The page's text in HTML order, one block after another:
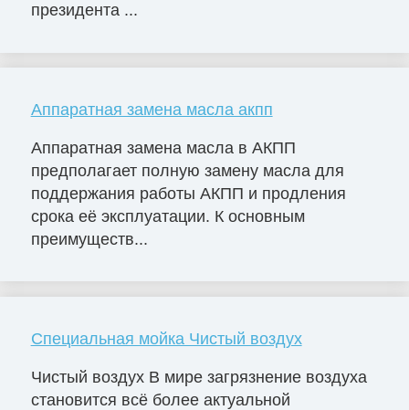
президента ...
Аппаратная замена масла акпп
Аппаратная замена масла в АКПП
предполагает полную замену масла для
поддержания работы АКПП и продления
срока её эксплуатации. К основным
преимуществ...
Специальная мойка Чистый воздух
Чистый воздух В мире загрязнение воздуха
становится всё более актуальной